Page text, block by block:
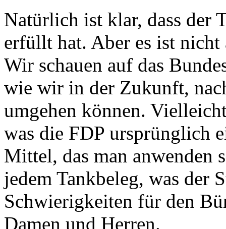
Natürlich ist klar, dass der
erfüllt hat. Aber es ist nicht
Wir schauen auf das
wie wir in der Zukunft,
umgehen können.
was die FDP ursprünglich
Mittel, das man anwenden
jedem Tankbeleg, was der
Schwierigkeiten für den
Damen und Herren.